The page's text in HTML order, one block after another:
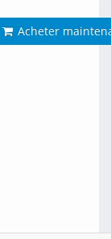
Acheter